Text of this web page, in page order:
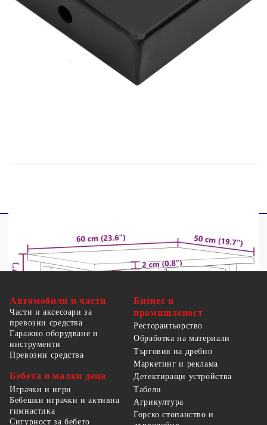
Разстоянието между отвора на плота и ръба
е 60 мм от всяка страна
С 2 отвора за стенен монтаж и 2 отвора за
настолен монтаж
Винтовете не са включени
Автомобили и части
Части и аксесоари за
превозни средства
Гаражно оборудване и
инструменти
Превозни средства
Бебета и малки деца
Играчки и игри
Бебешки играчки и активна
гимнастика
Сигурност за бебето
Бизнес и
промишленост
Ресторантьорство
Обработка на материали
Търговия на дребно
Маркетинг и реклама
Детектиращи устройства
Табели
Агрикултура
Горско стопанство и